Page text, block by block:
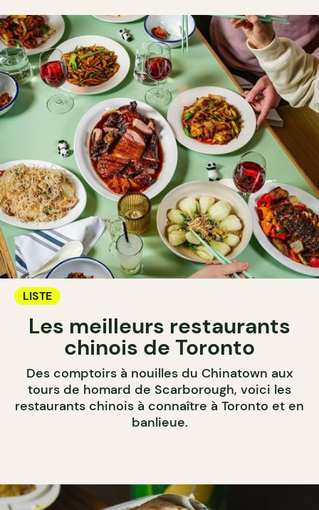
LISTE
Les meilleurs restaurants
chinois de Toronto
Des comptoirs à nouilles du Chinatown aux
tours de homard de Scarborough, voici les
restaurants chinois à connaître à Toronto et en
banlieue.